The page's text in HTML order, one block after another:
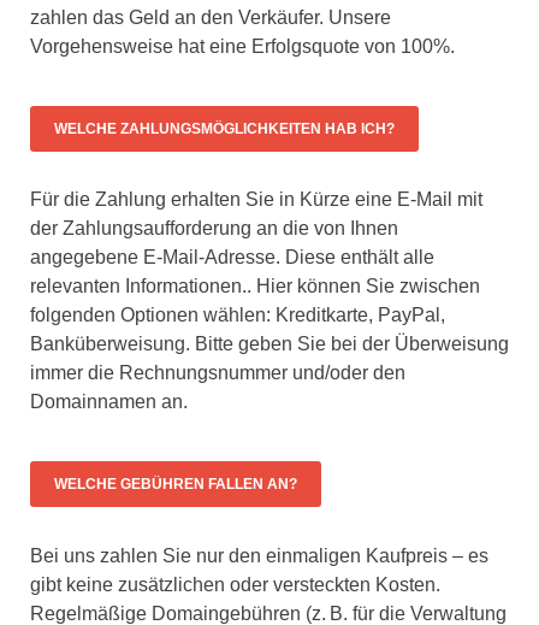
zahlen das Geld an den Verkäufer. Unsere
Vorgehensweise hat eine Erfolgsquote von 100%.
WELCHE ZAHLUNGSMÖGLICHKEITEN HAB ICH?
Für die Zahlung erhalten Sie in Kürze eine E-Mail mit
der Zahlungsaufforderung an die von Ihnen
angegebene E-Mail-Adresse. Diese enthält alle
relevanten Informationen.. Hier können Sie zwischen
folgenden Optionen wählen: Kreditkarte, PayPal,
Banküberweisung. Bitte geben Sie bei der Überweisung
immer die Rechnungsnummer und/oder den
Domainnamen an.
WELCHE GEBÜHREN FALLEN AN?
Bei uns zahlen Sie nur den einmaligen Kaufpreis – es
gibt keine zusätzlichen oder versteckten Kosten.
Regelmäßige Domaingebühren (z. B. für die Verwaltung